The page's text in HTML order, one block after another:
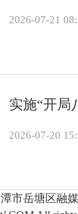
2026-07-21
实施“开局
2026-07-20
市岳塘区融